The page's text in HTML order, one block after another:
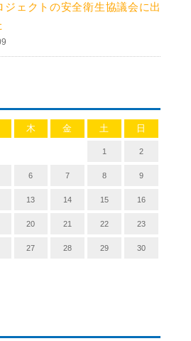
ジェクトの安全衛生協議会に出
木 金 土 日
1 2
6 7 8 9
13 14 15 16
20 21 22 23
27 28 29 30